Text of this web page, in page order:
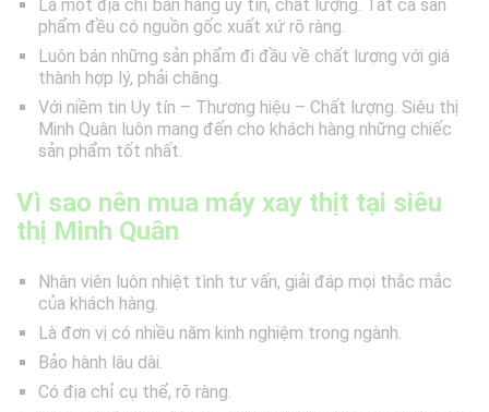
Là một địa chỉ bán hàng uy tín, chất lượng. Tất cả sản
phẩm đều có nguồn gốc xuất xứ rõ ràng.
Luôn bán những sản phẩm đi đầu về chất lượng với giá
thành hợp lý, phải chăng.
Với niềm tin Uy tín – Thương hiệu – Chất lượng. Siêu thị
Minh Quân luôn mang đến cho khách hàng những chiếc
sản phẩm tốt nhất.
Vì sao nên mua máy xay thịt tại siêu
thị Minh Quân
Nhân viên luôn nhiệt tình tư vấn, giải đáp mọi thắc mắc
của khách hàng.
Là đơn vị có nhiều năm kinh nghiệm trong ngành.
Bảo hành lâu dài.
Có địa chỉ cụ thể, rõ ràng.